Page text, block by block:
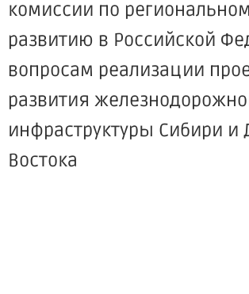
комиссии по
развитию в Российской
вопросам реализации
развития
инфраструктуры Сибири и
Востока